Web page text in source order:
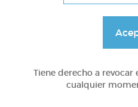
Tiene derecho a
cualquier